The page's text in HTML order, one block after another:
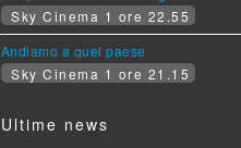
Sky Cinema 1 ore 22.55
Andiamo a quel paese
Sky Cinema 1 ore 21.15
Ultime news